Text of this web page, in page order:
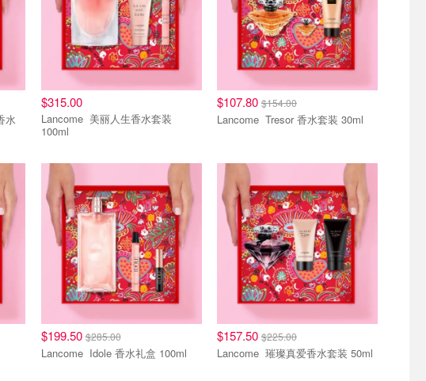
$315.00
Lancome 美丽人生香水套装
100ml
$107.80 $154.00
Lancome Tresor 香水套装 30ml
清仓区
$199.50$285.00
Lancome Idole 香水礼盒 100ml
清仓区
$157.50 $225.00
Lancome 璀璨真爱香水套装 50ml